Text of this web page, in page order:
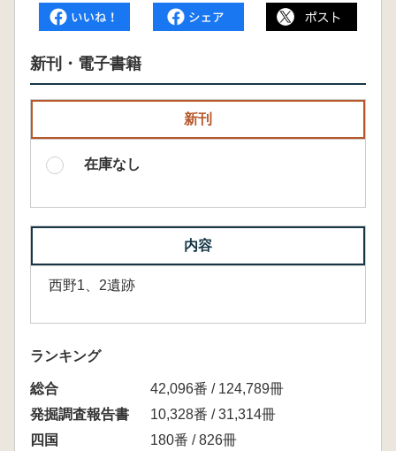
新刊・電子書籍
新刊
在庫なし
内容
西野1、2遺跡
ランキング
総合
42,096番 / 124,789冊
発掘調査報告書
10,328番 / 31,314冊
四国
180番 / 826冊